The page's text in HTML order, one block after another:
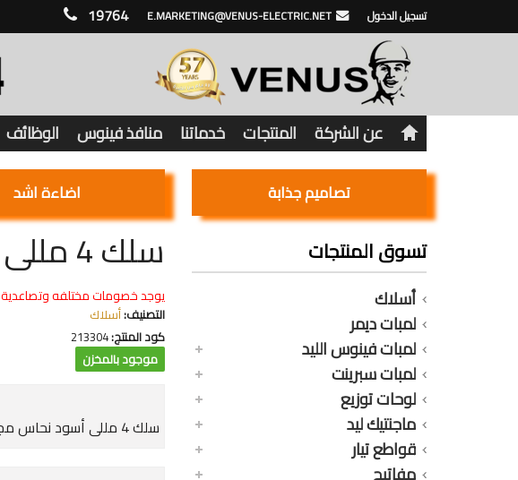
19764 E.MARKETING@VENUS-ELECTRIC.NET تسجيل الدخول
عن الشركة المنتجات خدماتنا منافذ فينوس الوظائف
تصاميم جذابة اضاءة اشد
تسوق المنتجات
أسلاك
لمبات ديمر
لمبات فينوس الليد
لمبات سبرينت
لوحات توزيع
ماجنتيك ليد
قواطع تيار
سلك 4 مللى أسود نحاس مجدول جهد V750 / V450
يوجد خصومات مختلفه وتصاعدية
التصنيف:أسلاك
كود المنتج:213304
موجود بالمخزن
سلك 4 مللى أسود نحاس مجدول جهد V750 / V450